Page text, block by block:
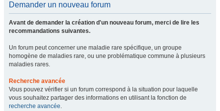
Demander un nouveau forum
Avant de demander la création d'un nouveau forum, merci de lire les
recommandations suivantes.
Un forum peut concerner une maladie rare spécifique, un groupe
homogène de maladies rare, ou une problématique commune à plusieurs
maladies rares.
Recherche avancée
Vous pouvez vérifier si un forum correspond à la situation pour laquelle
vous souhaitez partager des informations en utilisant la fonction de
recherche avancée.